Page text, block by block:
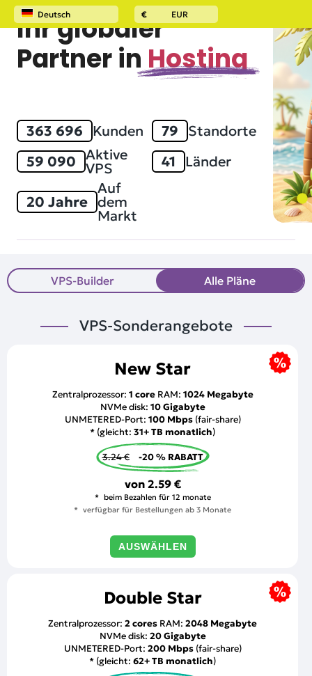
Deutsch € EUR
Ihr globaler
Partner in Hosting
363 696 Kunden 79
Standorte
59 090 Aktive
VPS 41 Länder
20 Jahre
Auf
dem
Markt
VPS-Builder Alle Pläne
VPS-Sonderangebote
New Star
Zentralprozessor: 1 coreRAM: 1024 Megabyte
NVMe disk: 10 Gigabyte
UNMETERED-Port: 100 Mbps(fair-share)
* (gleicht: 31+ TB monatlich)
3.24 € -20 % RABATT
von 2.59 €
beim Bezahlen für 12 monate
verfügbar für Bestellungen ab 3 Monate
AUSWÄHLEN
Double Star
Zentralprozessor: 2 cores RAM: 2048 Megabyte
NVMe disk: 20 Gigabyte
UNMETERED-Port: 200 Mbps(fair-share)
* (gleicht: 62+ TB monatlich)